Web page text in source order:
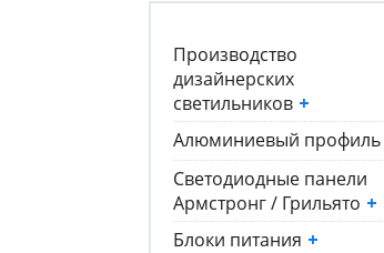
Производство
дизайнерских
светильников +
Алюминиевый профиль
Светодиодные панели
Армстронг / Грильято +
Блоки питания +